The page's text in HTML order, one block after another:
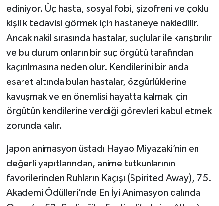
ediniyor. Üç hasta, sosyal fobi, şizofreni ve çoklu
kişilik tedavisi görmek için hastaneye nakledilir.
Ancak nakil sırasında hastalar, suçlular ile karıştırılır
ve bu durum onların bir suç örgütü tarafından
kaçırılmasına neden olur. Kendilerini bir anda
esaret altında bulan hastalar, özgürlüklerine
kavuşmak ve en önemlisi hayatta kalmak için
örgütün kendilerine verdiği görevleri kabul etmek
zorunda kalır.
Japon animasyon üstadı Hayao Miyazaki’nin en
değerli yapıtlarından, anime tutkunlarının
favorilerinden Ruhların Kaçışı (Spirited Away), 75.
Akademi Ödülleri’nde En İyi Animasyon dalında